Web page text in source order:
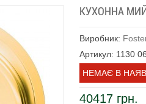
КУХОННА
Виробник:
Артикул: 1130
НЕМАЄ В
40417 грн.